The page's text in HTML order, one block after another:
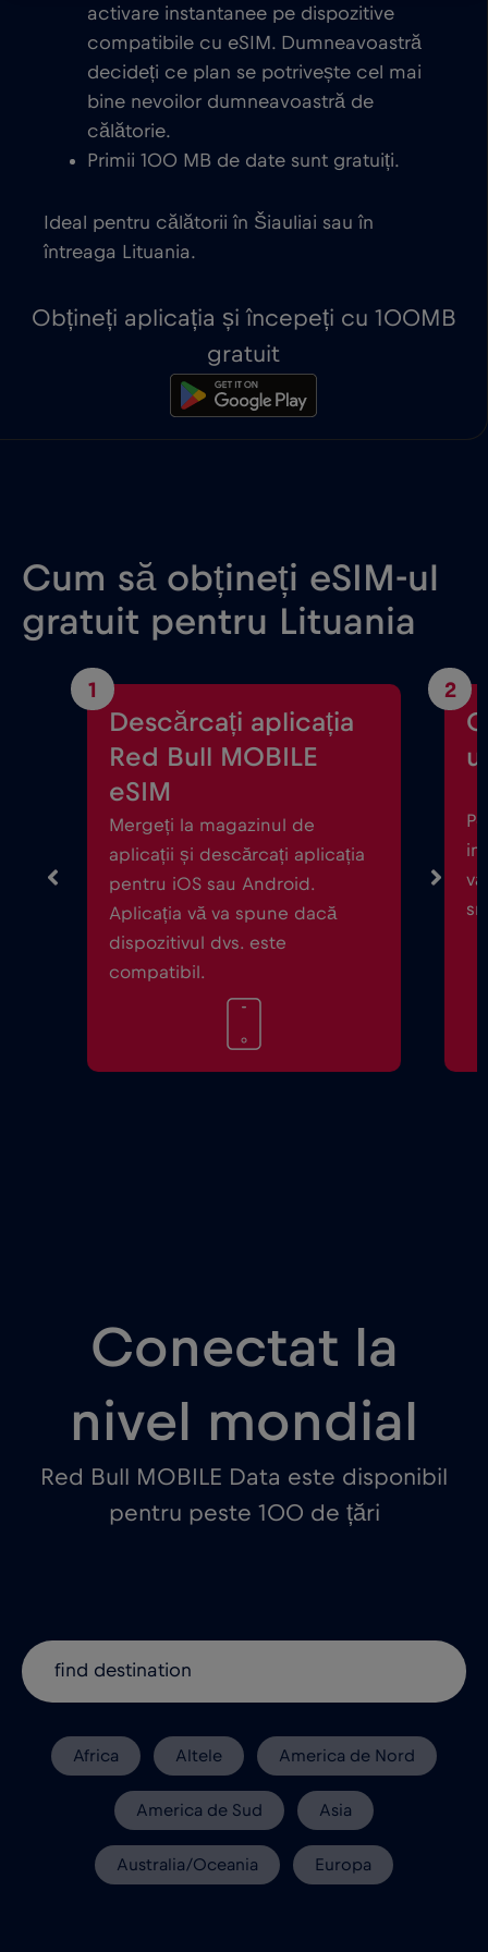
activare instantanee pe dispozitive
compatibile cu eSIM. Dumneavoastră
decideți ce plan se potrivește cel mai
bine nevoilor dumneavoastră de
călătorie.
Primii 100 MB de date sunt gratuiți.
Ideal pentru călătorii în Šiauliai sau în
întreaga Lituania.
Obțineți aplicația și începeți cu 100MB
gratuit
Cum să obțineți eSIM-ul
gratuit pentru Lituania
1
Descărcați aplicația
Red Bull MOBILE
eSIM
Mergeți la magazinul de
aplicații și descărcați aplicația
pentru iOS sau Android.
Aplicația vă va spune dacă
dispozitivul dvs. este
compatibil.
2
ul
Conectat la
nivel mondial
Red Bull MOBILE Data este disponibil
pentru peste 100 de țări
Africa Altele America de Nord
America de Sud Asia
Australia/Oceania Europa